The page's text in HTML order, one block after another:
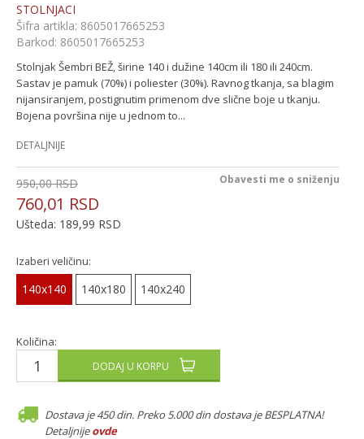
STOLNJACI
Šifra artikla: 8605017665253
Barkod: 8605017665253
Stolnjak Šembri BEŽ, širine 140 i dužine 140cm ili 180 ili 240cm.
Sastav je pamuk (70%) i poliester (30%). Ravnog tkanja, sa blagim
nijansiranjem, postignutim primenom dve slične boje u tkanju.
Bojena površina nije u jednom to...
DETALJNIJE
950,00 RSD
760,01 RSD
Ušteda: 189,99 RSD
Obavesti me o sniženju
Izaberi veličinu:
140x140 140x180 140x240
Količina:
DODAJ U KORPU
Dostava je 450 din. Preko 5.000 din dostava je BESPLATNA!
Detaljnijeovde